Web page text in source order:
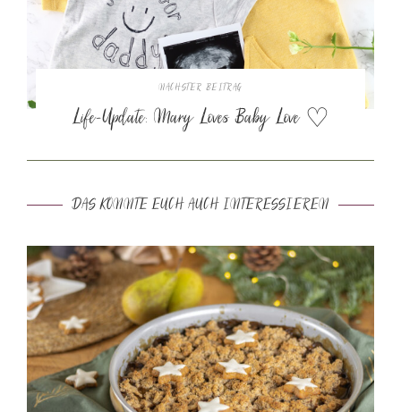
NÄCHSTER BEITRAG
Life-Update: Mary Loves Baby Love ♡
DAS KÖNNTE EUCH AUCH INTERESSIEREN